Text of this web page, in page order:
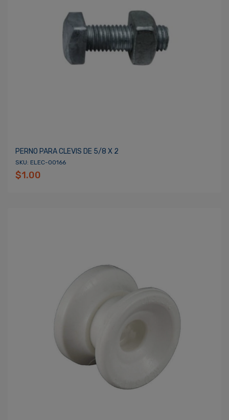
PERNO PARA CLEVIS DE 5/8 X 2
SKU: ELEC-00166
$1.00